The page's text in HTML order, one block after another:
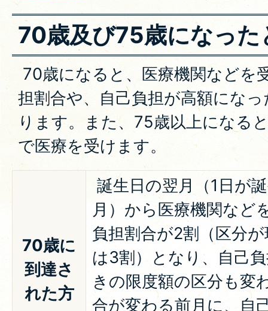
70歳及び75歳になった
70歳になると、医療機関などを
担割合や、自己負担が高額にな
ります。また、75歳以上になる
で医療を受けます。
70歳に
到達さ
れた方
誕生日の翌月（1日が
月）から医療機関など
負担割合が2割（区分
は3割）となり、自己
きの限度額の区分も変
合が変わる前月に、自